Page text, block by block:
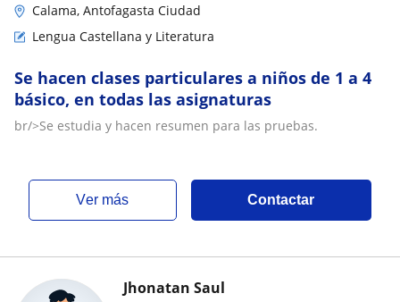
Calama, Antofagasta Ciudad
Lengua Castellana y Literatura
Se hacen clases particulares a niños de 1 a 4
básico, en todas las asignaturas
br/>Se estudia y hacen resumen para las pruebas.
ver más Contactar
Jhonatan Saul